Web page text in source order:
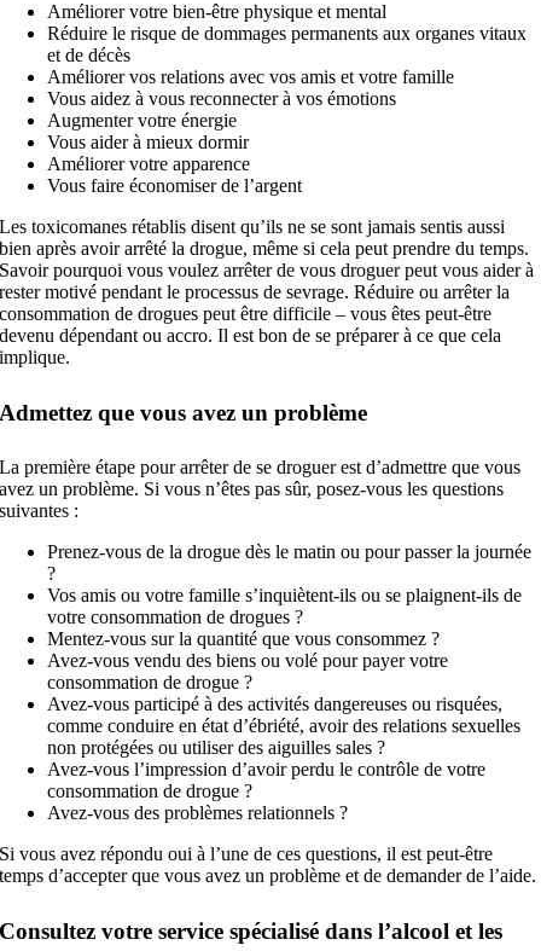
Améliorer votre bien-être physique et mental
Réduire le risque de dommages permanents aux organes vitaux
et de décès
Améliorer vos relations avec vos amis et votre famille
Vous aidez à vous reconnecter à vos émotions
Augmenter votre énergie
Vous aider à mieux dormir
Améliorer votre apparence
Vous faire économiser de l’argent
Les toxicomanes rétablis disent qu’ils ne se sont jamais sentis aussi
bien après avoir arrêté la drogue, même si cela peut prendre du temps.
Savoir pourquoi vous voulez arrêter de vous droguer peut vous aider à
rester motivé pendant le processus de sevrage. Réduire ou arrêter la
consommation de drogues peut être difficile – vous êtes peut-être
devenu dépendant ou accro. Il est bon de se préparer à ce que cela
implique.
Admettez que vous avez un problème
La première étape pour arrêter de se droguer est d’admettre que vous
avez un problème. Si vous n’êtes pas sûr, posez-vous les questions
suivantes :
Prenez-vous de la drogue dès le matin ou pour passer la journée
?
Vos amis ou votre famille s’inquiètent-ils ou se plaignent-ils de
votre consommation de drogues ?
Mentez-vous sur la quantité que vous consommez ?
Avez-vous vendu des biens ou volé pour payer votre
consommation de drogue ?
Avez-vous participé à des activités dangereuses ou risquées,
comme conduire en état d’ébriété, avoir des relations sexuelles
non protégées ou utiliser des aiguilles sales ?
Avez-vous l’impression d’avoir perdu le contrôle de votre
consommation de drogue ?
Avez-vous des problèmes relationnels ?
Si vous avez répondu oui à l’une de ces questions, il est peut-être
temps d’accepter que vous avez un problème et de demander de l’aide.
Consultez votre service spécialisé dans l’alcool et les